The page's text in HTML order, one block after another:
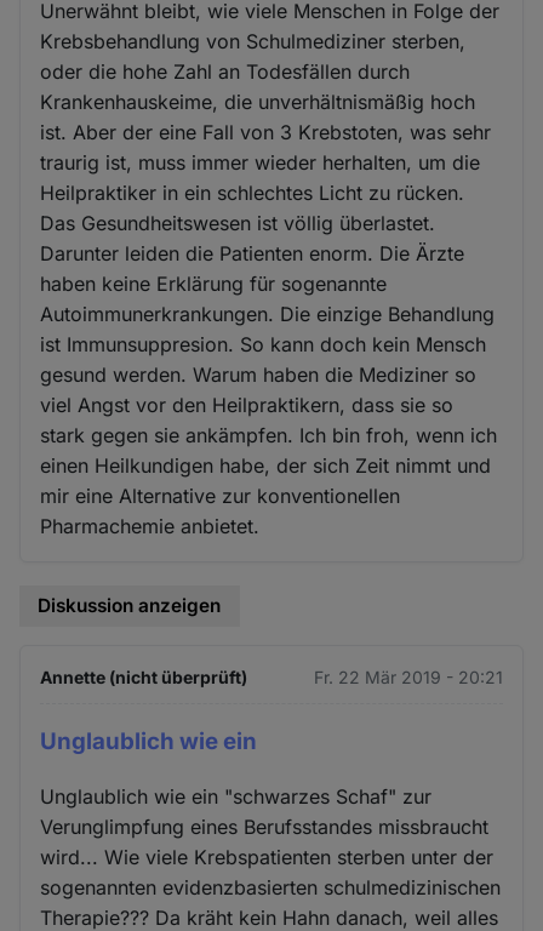
Unerwähnt bleibt, wie viele Menschen in Folge der
Krebsbehandlung von Schulmediziner sterben,
oder die hohe Zahl an Todesfällen durch
Krankenhauskeime, die unverhältnismäßig hoch
ist. Aber der eine Fall von 3 Krebstoten, was sehr
traurig ist, muss immer wieder herhalten, um die
Heilpraktiker in ein schlechtes Licht zu rücken.
Das Gesundheitswesen ist völlig überlastet.
Darunter leiden die Patienten enorm. Die Ärzte
haben keine Erklärung für sogenannte
Autoimmunerkrankungen. Die einzige Behandlung
ist Immunsuppresion. So kann doch kein Mensch
gesund werden. Warum haben die Mediziner so
viel Angst vor den Heilpraktikern, dass sie so
stark gegen sie ankämpfen. Ich bin froh, wenn ich
einen Heilkundigen habe, der sich Zeit nimmt und
mir eine Alternative zur konventionellen
Pharmachemie anbietet.
Diskussion anzeigen
Annette (nicht überprüft) Fr. 22 Mär 2019 - 20:21
Unglaublich wie ein
Unglaublich wie ein "schwarzes Schaf" zur
Verunglimpfung eines Berufsstandes missbraucht
wird... Wie viele Krebspatienten sterben unter der
sogenannten evidenzbasierten schulmedizinischen
Therapie??? Da kräht kein Hahn danach, weil alles